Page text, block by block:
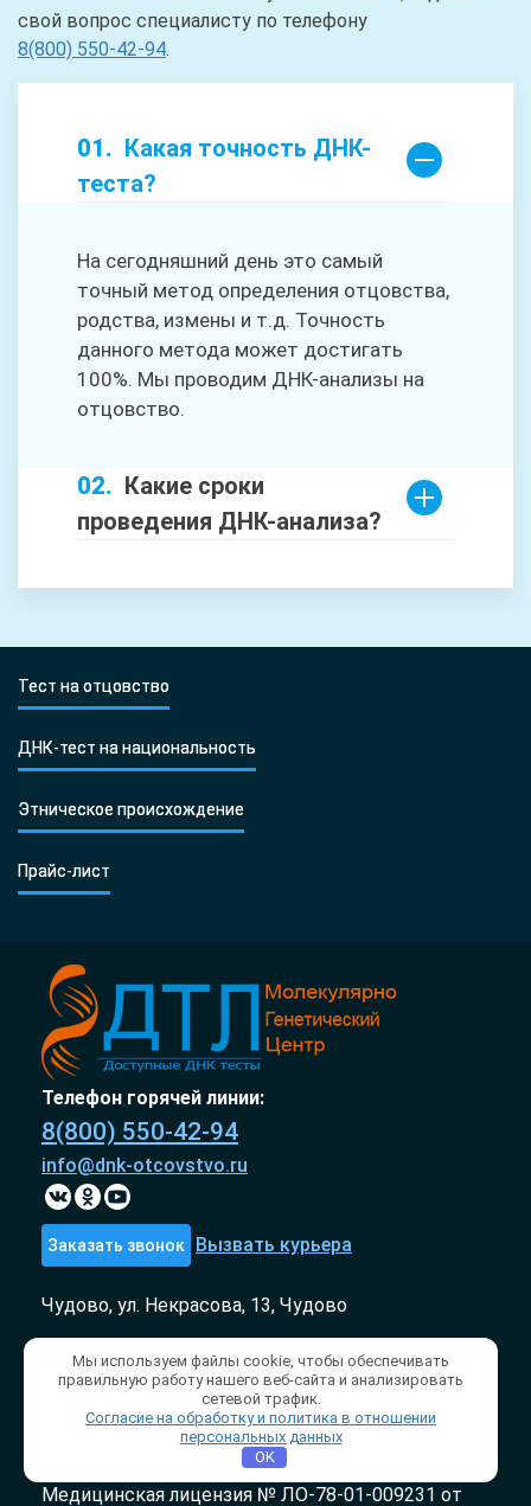
свой вопрос специалисту по телефону
8(800) 550-42-94.
Какая точность ДНК-
теста?
На сегодняшний день это самый
точный метод определения отцовства,
родства, измены и т.д. Точность
данного метода может достигать
100%. Мы проводим ДНК-анализы на
отцовство.
Какие сроки
проведения ДНК-анализа?
Тест на отцовство
ДНК-тест на национальность
Этническое происхождение
Прайс-лист
Телефон горячей линии:
8(800) 550-42-94
info@dnk-otcovstvo.ru
Заказать звонок Вызвать курьера
Чудово, ул. Некрасова, 13, Чудово
Информация, которая представлена на сайте,
носит информативный характер и не является
публичной офертой. «ДТЛ» 2017-2026
Молекулярно генетический центр «ДТЛ»
сотрудничает с лабораториями «InLab genetics»
Медицинская лицензия № ЛО-78-01-009231 от
Мы используем файлы cookie, чтобы обеспечивать
правильную работу нашего веб-сайта и анализировать
сетевой трафик.
Согласие на обработку и политика в отношении
персональных данных
OK